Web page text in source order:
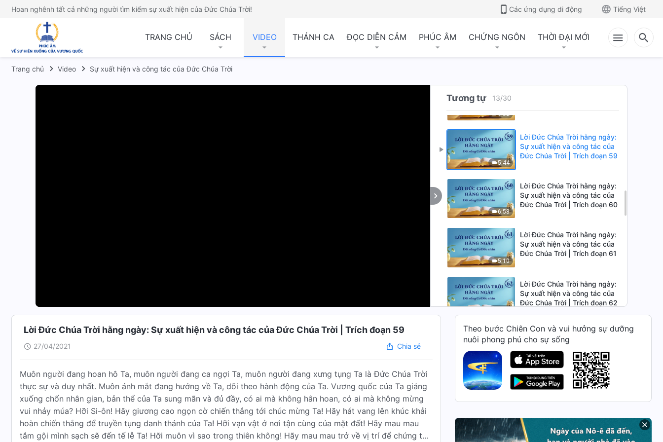
Hoan nghênh tất cả những người tìm kiếm sự xuất hiện của Đức Chúa Trời! Các ứng dụng di động Tiếng Việt
TRANG CHỦ SÁCH VIDEO THÁNH CA ĐỌC DIỄN CẢM PHÚC ÂM CHỨNG NGÔN THỜI ĐẠI MỚI
Trang chủ Video Sự xuất hiện và công tác của Đức Chúa Trời
Tương tự 13/30
7:34
Đức Chúa Trời | Trích đoạn 56
Lời Đức Chúa Trời hằng ngày:
Sự xuất hiện và công tác của
9:52
Lời Đức Chúa Trời hằng ngày:
5:44
Lời Đức Chúa Trời hằng ngày:
Sự xuất hiện và công tác của
Đức Chúa Trời | Trích đoạn 59
6:58
Lời Đức Chúa Trời hằng ngày:
Sự xuất hiện và công tác của
Đức Chúa Trời | Trích đoạn 60
5:10
Lời Đức Chúa Trời hằng ngày:
Sự xuất hiện và công tác của
Đức Chúa Trời | Trích đoạn 61
Lời Đức Chúa Trời hằng ngày:
Sự xuất hiện và công tác của
Đức Chúa Trời | Trích đoạn 62
6:59
Lời Đức Chúa Trời hằng ngày:
Sự xuất hiện và công tác của
Đức Chúa Trời | Trích đoạn 63
Lời Đức Chúa Trời hằng ngày:
Sự xuất hiện và công tác của
Đức Chúa Trời | Trích đoạn 64
Lời Đức Chúa Trời hằng ngày:
Sự xuất hiện và công tác của
Lời Đức Chúa Trời hằng ngày: Sự xuất hiện và công tác của Đức Chúa Trời | Trích đoạn 59
27/04/2021 Chia sẻ
Muôn người đang hoan hô Ta, muôn người đang ca ngợi Ta, muôn người đang xưng tụng Ta là Đức Chúa Trời
thực sự và duy nhất. Muôn ánh mắt đang hướng về Ta, dõi theo hành động của Ta. Vương quốc của Ta giáng
xuống chốn nhân gian, bản thể của Ta sung mãn và đủ đầy, có ai mà không hân hoan, có ai mà không mừng
vui nhảy múa? Hỡi Si-ôn! Hãy giương cao ngọn cờ chiến thắng tới chúc mừng Ta! Hãy hát vang lên khúc khải
hoàn chiến thắng để truyền tụng danh thánh của Ta! Hỡi vạn vật ở nơi tận cùng của mặt đất! Hãy mau mau
tắm gội mình sạch sẽ đến tế lễ Ta! Hỡi muôn vì sao trong thiên không! Hãy mau mau trở về vị trí để chứng tỏ
Theo bước Chiên Con và vui hưởng sự dưỡng
nuôi phong phú cho sự sống